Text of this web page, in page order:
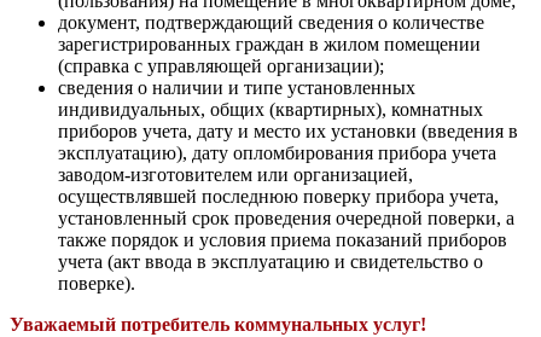
документ, подтверждающий сведения о количестве
зарегистрированных граждан в жилом помещении
(справка с управляющей организации);
сведения о наличии и типе установленных
индивидуальных, общих (квартирных), комнатных
приборов учета, дату и место их установки (введения в
эксплуатацию), дату опломбирования прибора учета
заводом-изготовителем или организацией,
осуществлявшей последнюю поверку прибора учета,
установленный срок проведения очередной поверки, а
также порядок и условия приема показаний приборов
учета (акт ввода в эксплуатацию и свидетельство о
поверке).
Уважаемый потребитель коммунальных услуг!